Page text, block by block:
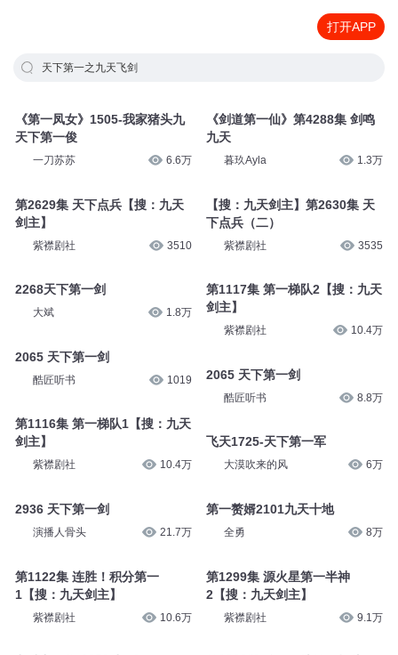
打开APP
天下第一之九天飞剑
《第一凤女》1505-我家猪头九
天下第一俊
一刀苏苏 6.6万
第2629集 天下点兵【搜：九天
剑主】
紫襟剧社 3510
2268天下第一剑
大斌 1.8万
2065 天下第一剑
酷匠听书 1019
第1116集 第一梯队1【搜：九天
剑主】
紫襟剧社 10.4万
2936 天下第一剑
演播人骨头 21.7万
第1122集 连胜！积分第一
1【搜：九天剑主】
紫襟剧社 10.6万
《剑道第一仙》第4288集 剑鸣
九天
暮玖Ayla 1.3万
【搜：九天剑主】第2630集 天
下点兵（二）
紫襟剧社 3535
第1117集 第一梯队2【搜：九天
剑主】
紫襟剧社 10.4万
2065 天下第一剑
酷匠听书 8.8万
飞天1725-天下第一军
大漠吹来的风 6万
第一赘婿2101九天十地
全勇 8万
第1299集 源火星第一半神
2【搜：九天剑主】
紫襟剧社 9.1万